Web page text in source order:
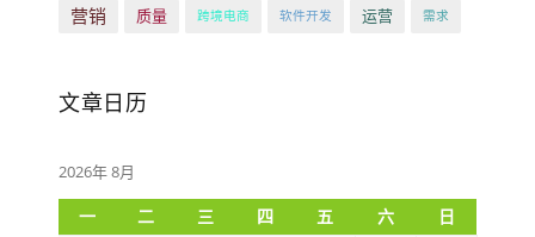
营销 质量 跨境电商 软件开发 运营 需求
文章日历
2026年 8月
一 二 三 四 五 六
日